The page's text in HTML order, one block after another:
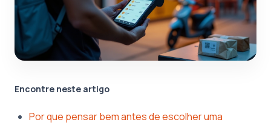
Encontre neste artigo
Por que pensar bem antes de escolher uma